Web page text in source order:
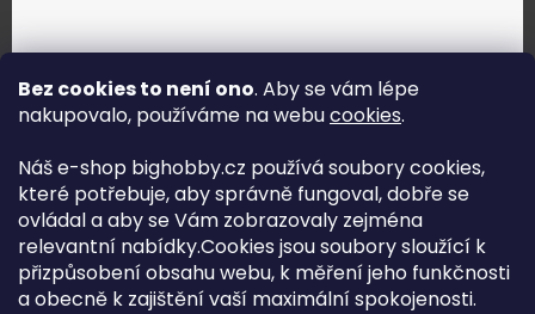
Bez cookies to není ono. Aby se vám lépe
nakupovalo, používáme na webucookies.
Náš e-shop bighobby.cz používá soubory cookies,
které potřebuje, aby správně fungoval, dobře se
ovládal a aby se Vám zobrazovaly zejména
relevantní nabídky.Cookies jsou soubory sloužící k
přizpůsobení obsahu webu, k měření jeho funkčnosti
a obecně k zajištění vaší maximální spokojenosti.
Jak vybrat správné servo?
Najít správné servo